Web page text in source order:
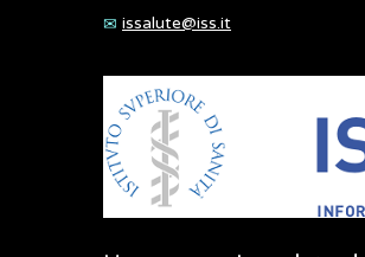
issalute@iss.it